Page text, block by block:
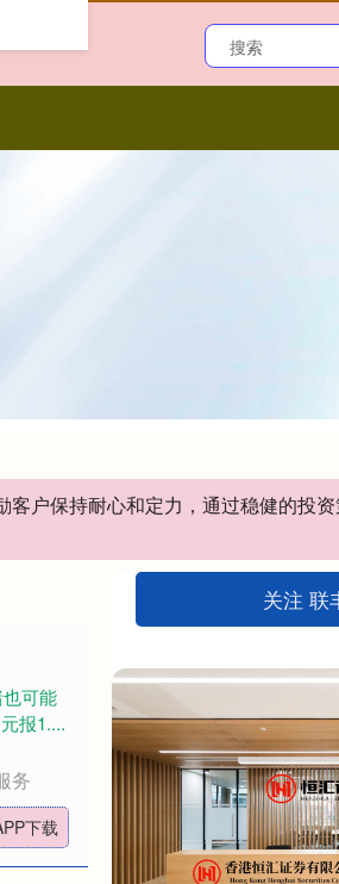
户保持耐心和定力，通过稳健的投
可能
报1....
务
下载
关注 联